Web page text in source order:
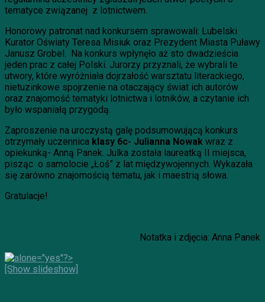
tematyce związanej z lotnictwem.
Honorowy patronat nad konkursem sprawowali: Lubelski
Kurator Oświaty Teresa Misiuk oraz Prezydent Miasta Puławy
Janusz Grobel. Na konkurs wpłynęło aż sto dwadzieścia
jeden prac z całej Polski. Jurorzy przyznali, że wybrali te
utwory, które wyróżniała dojrzałość warsztatu literackiego,
nietuzinkowe spojrzenie na otaczający świat ich autorów
oraz znajomość tematyki lotnictwa i lotników, a czytanie ich
było wspaniałą przygodą.
Zaproszenie na uroczystą galę podsumowującą konkurs
otrzymały uczennica klasy 6c- Julianna Nowak wraz z
opiekunką- Anną Panek. Julka została laureatką II miejsca,
pisząc o samolocie „Łoś” z lat międzywojennych. Wykazała
się zarówno znajomością tematu, jak i maestrią słowa.
Gratulacje!
Notatka i zdjęcia: Anna Panek
[Show slideshow]